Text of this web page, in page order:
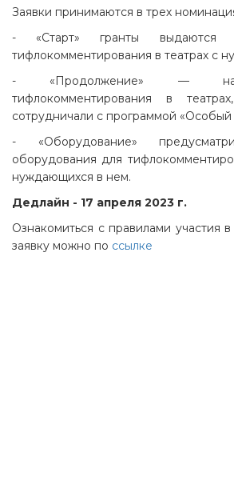
Заявки принимаются в трех
- «Старт» гранты выдаются
тифлокомментирования в театрах с
- «Продолжение» — на
тифлокомментирования в
сотрудничали с программой «Особый
- «Оборудование»
оборудования для
нуждающихся в нем.
Дедлайн - 17 апреля 2023 г.
Ознакомиться с правилами участия
заявку можно по ссылке